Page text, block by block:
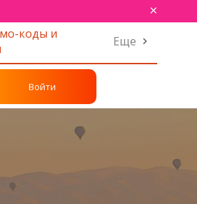
×
коды и
Еще
Войти